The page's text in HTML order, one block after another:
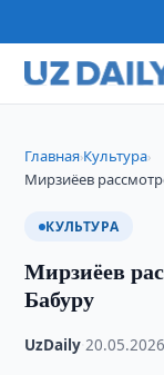
Главная›Культура›
Мирзиёев
КУЛЬТУРА
Мирзиёев
Бабуру
UzDaily ·20.05.2026